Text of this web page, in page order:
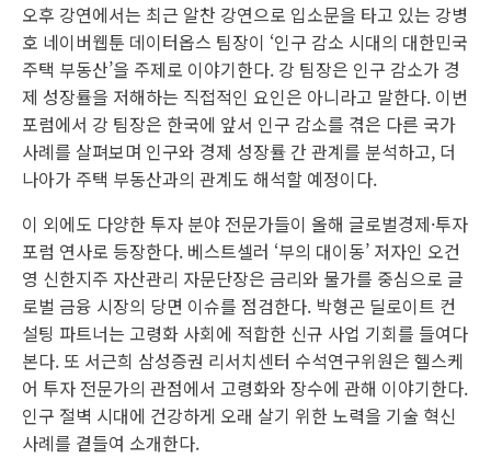
오후 강연에서는 최근 알찬 강연으로 입소문을 타고 있는 강병
호 네이버웹툰 데이터옵스 팀장이 ‘인구 감소 시대의 대한민국
주택 부동산’을 주제로 이야기한다. 강 팀장은 인구 감소가 경
제 성장률을 저해하는 직접적인 요인은 아니라고 말한다. 이번
포럼에서 강 팀장은 한국에 앞서 인구 감소를 겪은 다른 국가
사례를 살펴보며 인구와 경제 성장률 간 관계를 분석하고, 더
나아가 주택 부동산과의 관계도 해석할 예정이다.
이 외에도 다양한 투자 분야 전문가들이 올해 글로벌경제·투자
포럼 연사로 등장한다. 베스트셀러 ‘부의 대이동’ 저자인 오건
영 신한지주 자산관리 자문단장은 금리와 물가를 중심으로 글
로벌 금융 시장의 당면 이슈를 점검한다. 박형곤 딜로이트 컨
설팅 파트너는 고령화 사회에 적합한 신규 사업 기회를 들여다
본다. 또 서근희 삼성증권 리서치센터 수석연구위원은 헬스케
어 투자 전문가의 관점에서 고령화와 장수에 관해 이야기한다.
인구 절벽 시대에 건강하게 오래 살기 위한 노력을 기술 혁신
사례를 곁들여 소개한다.